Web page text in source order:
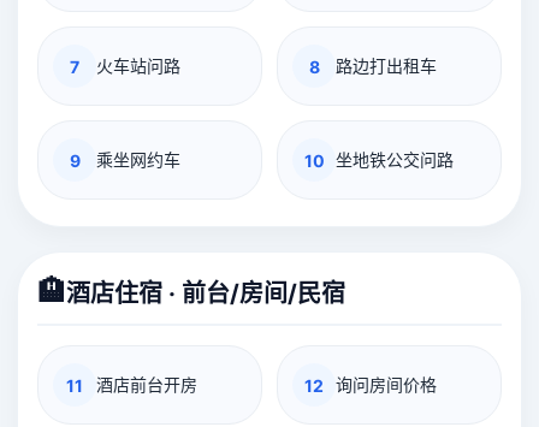
7 火车站问路 8 路边打出租车
9 乘坐网约车 10 坐地铁公交问路
🏨酒店住宿 · 前台/房间/民宿
11 酒店前台开房 12 询问房间价格